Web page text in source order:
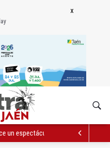
un espectáculo "rompedor" en el